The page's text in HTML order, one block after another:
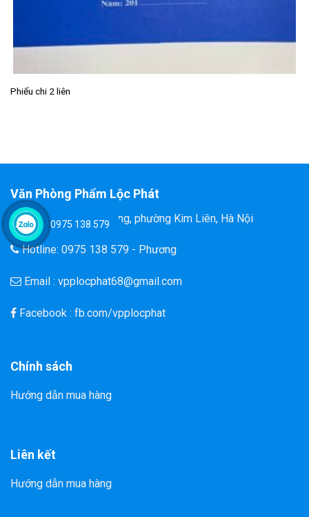
Phiếu chi 2 liên
Văn Phòng Phẩm Lộc Phát
Đ/C: 58 Tôn Thất Tùng, phường Kim Liên, Hà Nội
Hotline: 0975 138 579 - Phương
Email : vpplocphat68@gmail.com
Facebook : fb.com/vpplocphat
Chính sách
Hướng dẫn mua hàng
Liên kết
Hướng dẫn mua hàng
0975 138 579